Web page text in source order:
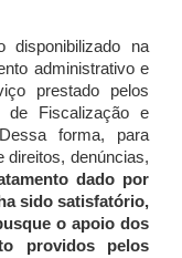
disponibilizado na
administrativo e
prestado pelos
de Fiscalização e
forma, para
direitos, denúncias,
dado por
sido satisfatório,
o apoio dos
providos pelos